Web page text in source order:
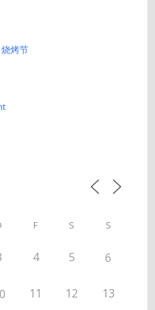
烤节
F S S
4 5 6
11 12 13